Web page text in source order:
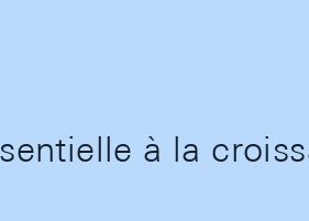
à la